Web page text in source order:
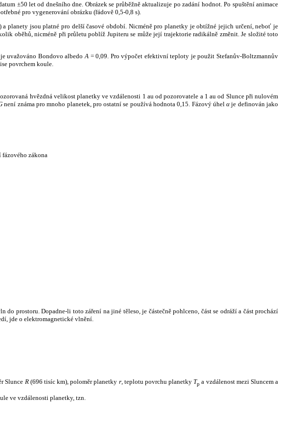
±50 let od dnešního dne. Obrázek se průběžně aktualizuje po zadání hodnot. Po spuštění animace
pro vygenerování obrázku (řádově 0,5-0,8 s).
a planety jsou platné pro delší časové období. Nicméně pro planetky je obtížné jejich určení, neboť je
oběhů, nicméně při průletu poblíž Jupiteru se může její trajektorie radikálně změnit. Je složité toto
uvažováno Bondovo albedo A = 0,09. Pro výpočet efektivní teploty je použit Stefanův-Boltzmannův
povrchem koule.
hvězdná velikost planetky ve vzdálenosti 1 au od pozorovatele a 1 au od Slunce při nulovém
není známa pro mnoho planetek, pro ostatní se používá hodnota 0,15. Fázový úhelα je definován jako
zákona
prostoru. Dopadne-li toto záření na jiné těleso, je částečně pohlceno, část se odráží a část prochází
jde o elektromagnetické vlnění.
Slunce R(696 tisíc km), poloměr planetky r, teplotu povrchu planetky Tp a vzdálenost mezi Sluncem a
ve vzdálenosti planetky, tzn.